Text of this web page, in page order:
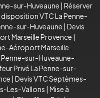
sur-Huveaune | Réserver
disposition VTC La Penne-
sur-Huveaune | Devis
Marseille Provence |
Aéroport Marseille
Penne-sur-Huveaune-
Privé La Penne-sur-
| Devis VTC Septèmes-
Les-Vallons | Mise à